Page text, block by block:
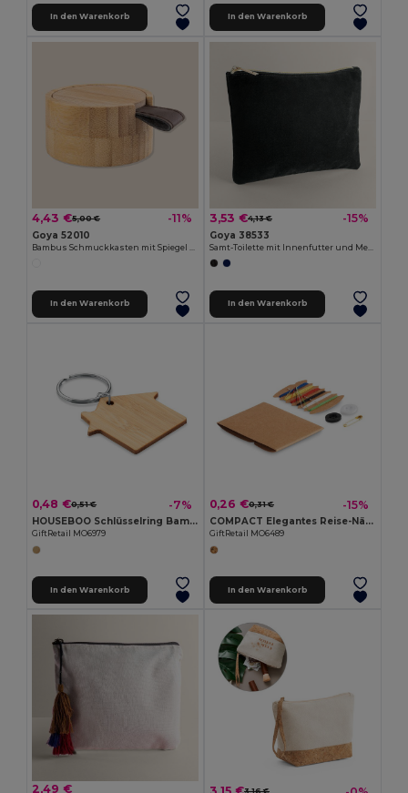
In den Warenkorb In den Warenkorb
4,43 €5,00 € -11%
Goya 52010
In den Warenkorb
3,53 €4,13 € -15%
Goya 38533
In den Warenkorb
0,48 €0,51 € -7%
HOUSEBOO Schlüsselring Bambus, Haus
GiftRetail MO6979
In den Warenkorb
0,26 €0,31 € -15%
COMPACT Elegantes Reise-Nähset im Kompaktformat
GiftRetail MO6489
In den Warenkorb
2,49 €